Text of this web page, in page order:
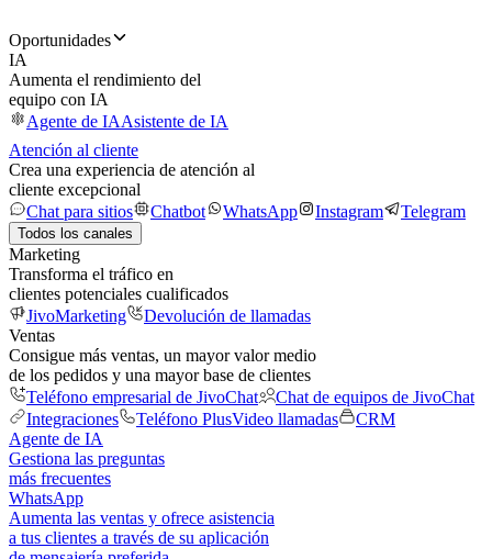
Oportunidades
IA
Aumenta el rendimiento del
equipo con IA
Agente de IAAsistente de IA
Atención al cliente
Crea una experiencia de atención al
cliente excepcional
Chat para sitios
Chatbot WhatsApp Instagram Telegram
Todos los canales
Marketing
Transforma el tráfico en
clientes potenciales cualificados
JivoMarketing
Devolución de llamadas
Ventas
Consigue más ventas, un mayor valor medio
de los pedidos y una mayor base de clientes
Teléfono empresarial de JivoChat
Chat de equipos de JivoChat
Integraciones
Teléfono PlusVideo llamadas
CRM
Agente de IA
Gestiona las preguntas
más frecuentes
WhatsApp
Aumenta las ventas y ofrece asistencia
a tus clientes a través de su aplicación